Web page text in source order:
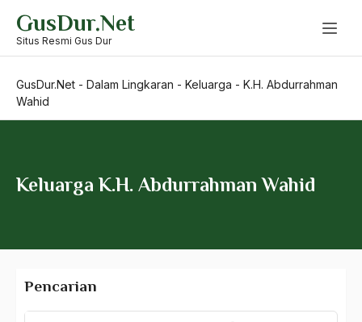
content
GusDur.Net
Situs Resmi Gus Dur
GusDur.Net - Dalam Lingkaran - Keluarga - K.H. Abdurrahman
Wahid
Keluarga K.H. Abdurrahman Wahid
Pencarian
Keluarga